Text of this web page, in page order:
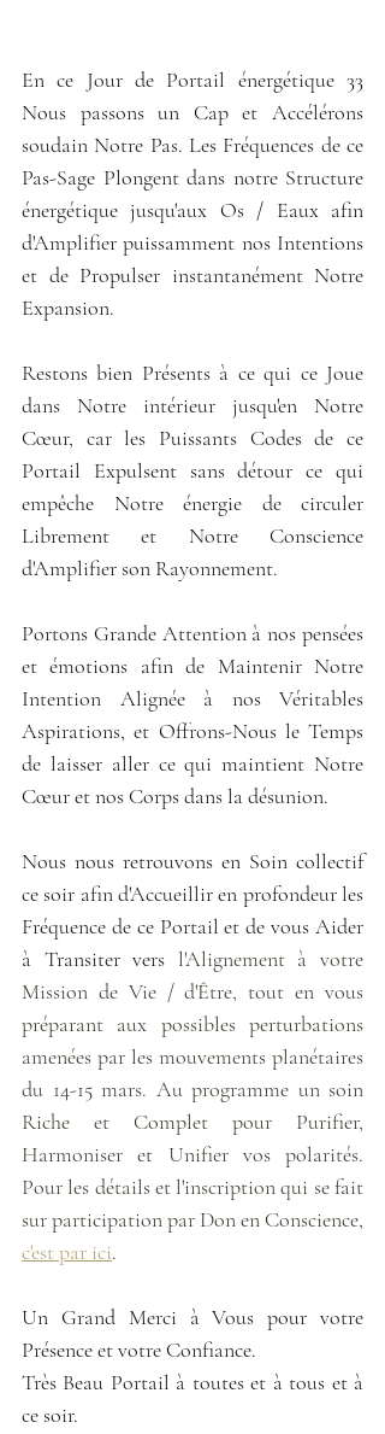
En ce Jour de Portail énergétique 33
Nous passons un Cap et Accélérons
soudain Notre Pas. Les Fréquences de ce
Pas-Sage Plongent dans notre Structure
énergétique jusqu'aux Os / Eaux afin
d'Amplifier puissamment nos Intentions
et de Propulser instantanément Notre
Expansion.
Restons bien Présents à ce qui ce Joue
dans Notre intérieur jusqu'en Notre
Cœur, car les Puissants Codes de ce
Portail Expulsent sans détour ce qui
empêche Notre énergie de circuler
Librement et Notre Conscience
d'Amplifier son Rayonnement.
Portons Grande Attention à nos pensées
et émotions afin de Maintenir Notre
Intention Alignée à nos Véritables
Aspirations, et Offrons-Nous le Temps
de laisser aller ce qui maintient Notre
Cœur et nos Corps dans la désunion.
Nous nous retrouvons en Soin collectif
ce soir afin d'Accueillir en profondeur les
Fréquence de ce Portail et de vous Aider
à Transiter vers l'Alignement à votre
Mission de Vie / d'Être, tout en vous
préparant aux possibles perturbations
amenées par les mouvements planétaires
du 14-15 mars. Au programme un soin
Riche et Complet pour Purifier,
Harmoniser et Unifier vos polarités.
Pour les détails et l'inscription qui se fait
c'est par ici.
Un Grand Merci à Vous pour votre
Présence et votre Confiance.
Très Beau Portail à toutes et à tous et à
ce soir.